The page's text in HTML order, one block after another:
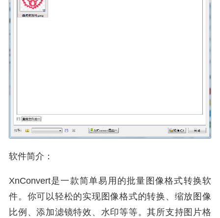
软件简介：
XnConvert是一款简单易用的批量图像格式转换软
件。你可以轻松的实现图像格式的转换、缩放图像
比例、添加滤镜特效、水印等等。其所支持图片格